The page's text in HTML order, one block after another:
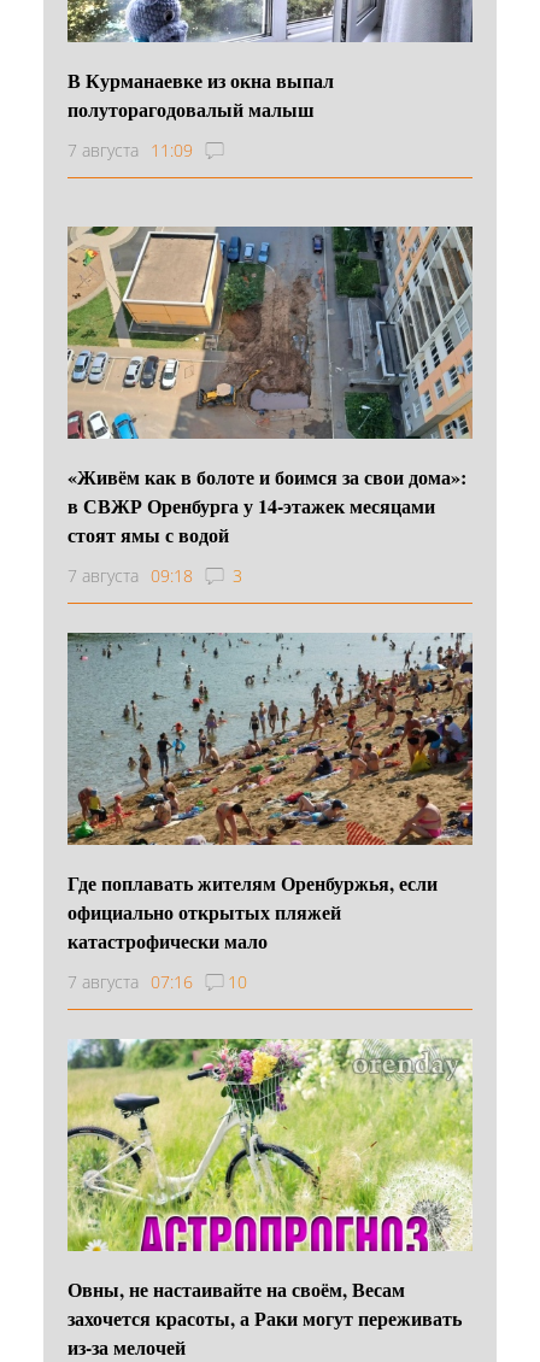
В Курманаевке из окна выпал
полуторагодовалый малыш
7 августа 11:09
«Живём как в болоте и боимся за свои дома»:
в СВЖР Оренбурга у 14-этажек месяцами
стоят ямы с водой
7 августа 09:18 3
Где поплавать жителям Оренбуржья, если
официально открытых пляжей
катастрофически мало
7 августа 07:16 10
Овны, не настаивайте на своём, Весам
захочется красоты, а Раки могут переживать
из-за мелочей